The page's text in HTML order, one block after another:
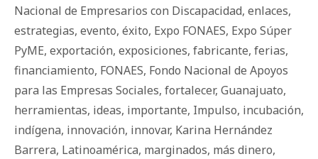
Nacional de Empresarios con Discapacidad, enlaces,
estrategias, evento, éxito, Expo FONAES, Expo Súper
PyME, exportación, exposiciones, fabricante, ferias,
financiamiento, FONAES, Fondo Nacional de Apoyos
para las Empresas Sociales, fortalecer, Guanajuato,
herramientas, ideas, importante, Impulso, incubación,
indígena, innovación, innovar, Karina Hernández
Barrera, Latinoamérica, marginados, más dinero,